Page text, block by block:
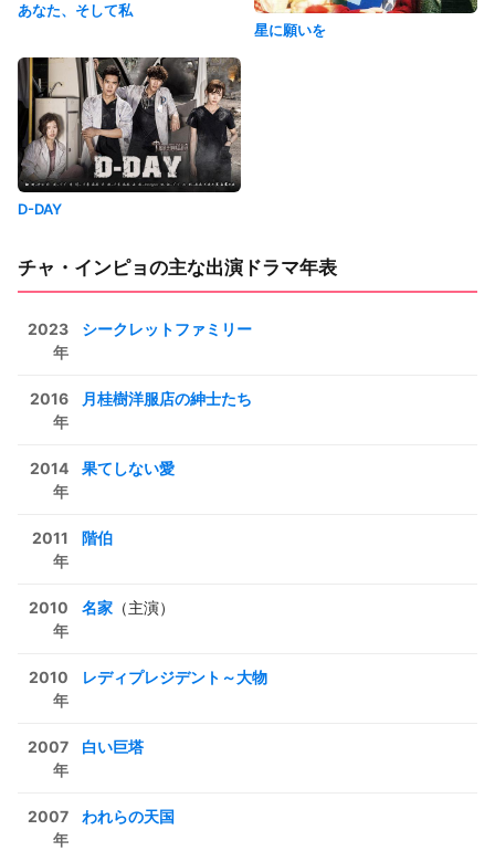
あなた、そして私
星に願いを
D-DAY
チャ・インピョの主な出演ドラマ年表
2023
年
シークレットファミリー
2016
年
月桂樹洋服店の紳士たち
2014
年
果てしない愛
2011
年
階伯
2010
年
名家 （主演）
2010
年
レディプレジデント～大物
2007
年
白い巨塔
2007
年
われらの天国